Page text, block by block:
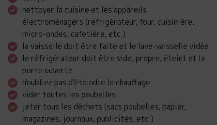
nettoyer la cuisine et les appareils
électroménagers (réfrigérateur, four, cuisinière,
micro-ondes, cafetière, etc.)
la vaisselle doit être faite et le lave-vaisselle vidée
le réfrigérateur doit être vide, propre, éteint et la
porte ouverte
n'oubliez pas d'éteindre le chauffage
vider toutes les poubelles
jeter tous les déchets (sacs poubelles, papier,
magazines, journaux, publicités, etc.)